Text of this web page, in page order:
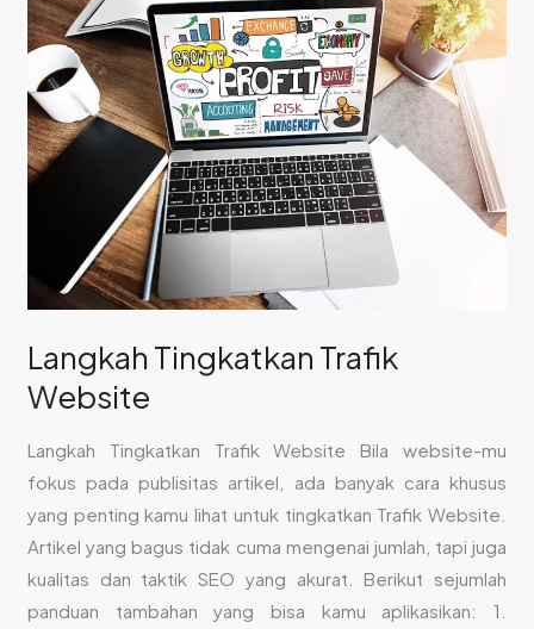
Langkah Tingkatkan Trafik
Website
Langkah Tingkatkan Trafik Website Bila website-mu
fokus pada publisitas artikel, ada banyak cara khusus
yang penting kamu lihat untuk tingkatkan Trafik Website.
Artikel yang bagus tidak cuma mengenai jumlah, tapi juga
kualitas dan taktik SEO yang akurat. Berikut sejumlah
panduan tambahan yang bisa kamu aplikasikan: 1.
Langkah
Tingkatkan
Trafik
Website